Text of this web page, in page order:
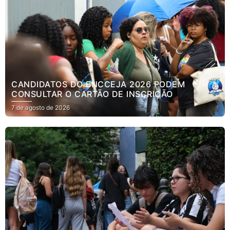
CANDIDATOS DO ENCCEJA 2026 PODEM
CONSULTAR O CARTÃO DE INSCRIÇÃO
7 de agosto de 2026